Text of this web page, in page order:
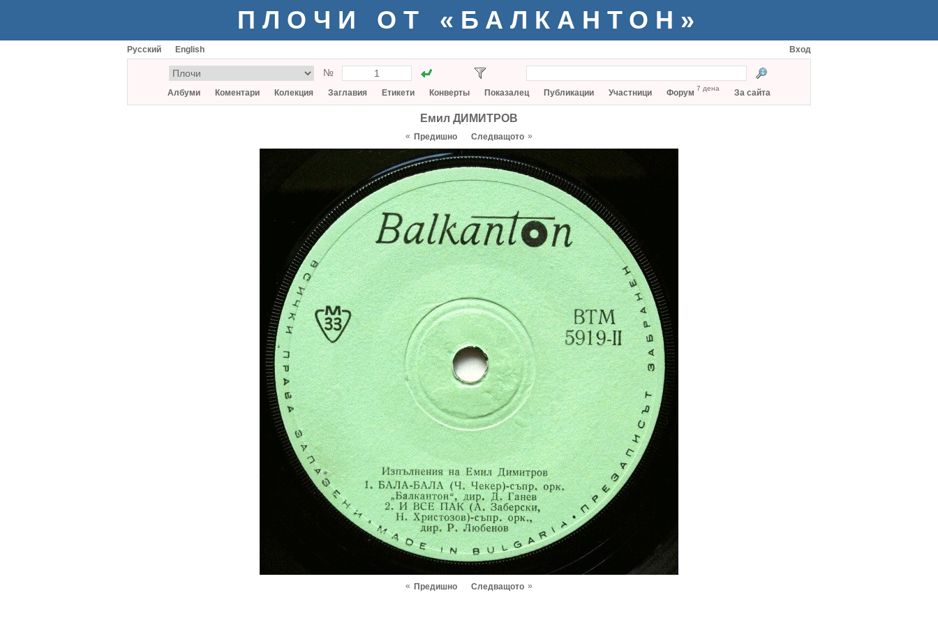
ПЛОЧИ ОТ «БАЛКАНТОН»
Русский English Вход
№
Албуми Коментари Колекция Заглавия Етикети Конверты Показалец Публикации Участници Форум 7 дена За сайта
Емил ДИМИТРОВ
« Предишно Следващото »
« Предишно Следващото »